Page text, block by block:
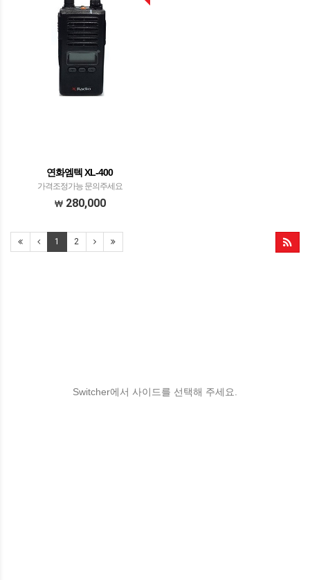
연화엠텍 XL-400
가격조정가능 문의주세요
280,000
1 2
Switcher에서 사이드를 선택해 주세요.